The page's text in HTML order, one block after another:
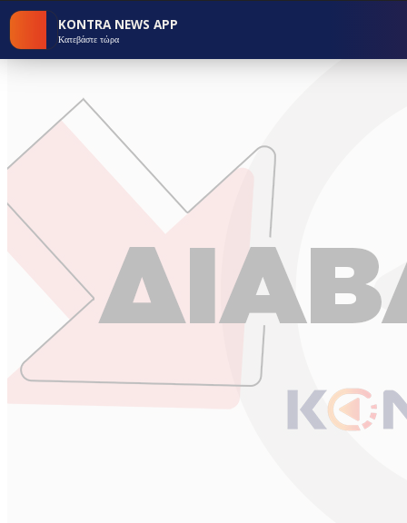
KONTRA NEWS APP
Κατεβάστε τώρα